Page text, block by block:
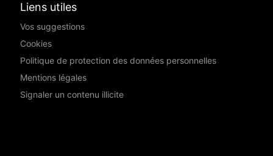
Liens utiles
Vos suggestions
Cookies
Politique de protection des données personnelles
Mentions légales
Signaler un contenu illicite